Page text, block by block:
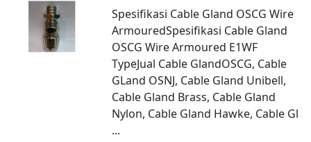
Spesifikasi Cable Gland OSCG Wire
ArmouredSpesifikasi Cable Gland
OSCG Wire Armoured E1WF
TypeJual Cable GlandOSCG, Cable
GLand OSNJ, Cable Gland Unibell,
Cable Gland Brass, Cable Gland
Nylon, Cable Gland Hawke, Cable Gl
...